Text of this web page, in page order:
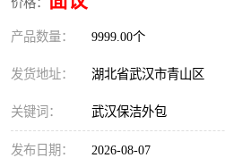
产品数量： 9999.00个
发货地址： 湖北省武汉市青山区
关键词： 武汉保洁外包
发布日期： 2026-08-07